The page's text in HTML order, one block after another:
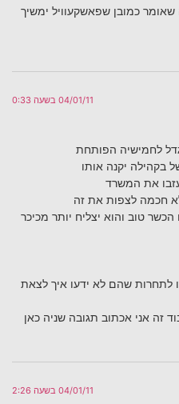
כמובן שפאשקעוויל ימשיך
04/01/11 בשעה 0:33
לחמישיה הפותחת
בקהילה יקנה אותו
את המשרד
חכמה לצפות את זה
טוב והוא יצליח יותר מכיכר
לתחרות שהם לא ידעו איך לצאת
זה אני אכתוב תגובה שניה כאן
04/01/11 בשעה 2:26